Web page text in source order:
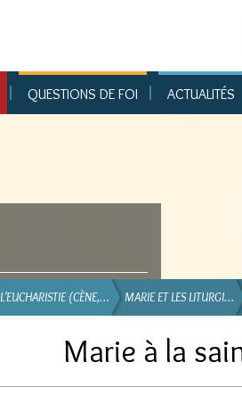
QUESTIONS DE FOI ACTUALITÉS
L'EUCHARISTIE (CÈNE,… MARIE ET LES LITURGI…
Marie à la